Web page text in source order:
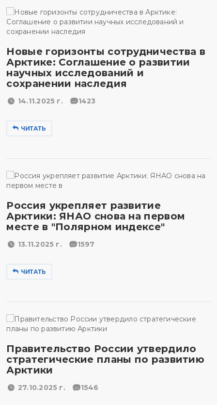
Новые горизонты сотрудничества в
Арктике: Соглашение о развитии
научных исследований и
сохранении наследия
14.11.2025 г. 1423
ЧИТАТЬ
Россия укрепляет развитие
Арктики: ЯНАО снова на первом
месте в "Полярном индексе"
13.11.2025 г. 1597
ЧИТАТЬ
Правительство России утвердило
стратегические планы по развитию
Арктики
27.10.2025 г. 1546